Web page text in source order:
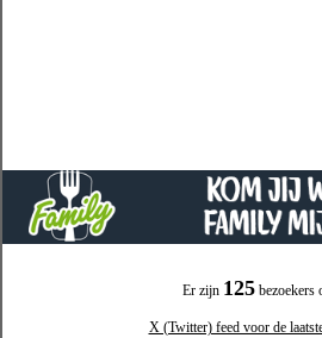
Er zijn 125bezoekers
X (Twitter) feed voor de